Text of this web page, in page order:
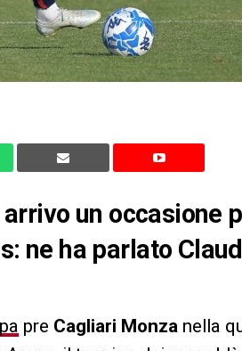
un occasione
ne ha parlato
pre Cagliari Monza nella